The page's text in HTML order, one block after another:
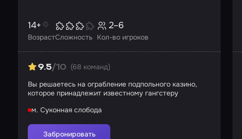
Возраст
14+
Сложность Кол-во игроков
2–6
9.5/10 (68 команд)
Вы решаетесь на ограбление подпольного казино,
которое принадлежит известному гангстеру
м. Суконная слобода
Забронировать